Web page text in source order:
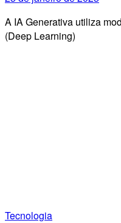
A IA Generativa utiliza
(Deep Learning)
Tecnologia